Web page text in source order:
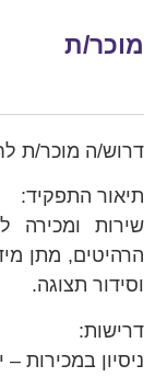
מוכר/ת
דרוש/ה מוכר/ת
תיאור התפקיד:
שירות ומכירה
הרהיטים, מתן
וסידור תצוגה.
דרישות:
ניסיון במכירות –